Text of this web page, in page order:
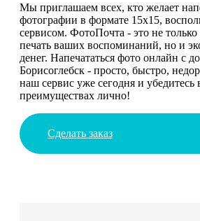
Мы приглашаем всех, кто желает
фотографии в формате 15х15,
сервисом. ФотоПочта - это не только
печать ваших воспоминаний, но и
денег. Напечататься фото онлайн с
Борисоглебск - просто, быстро,
наш сервис уже сегодня и убедитесь
преимуществах лично!
Сделать заказ